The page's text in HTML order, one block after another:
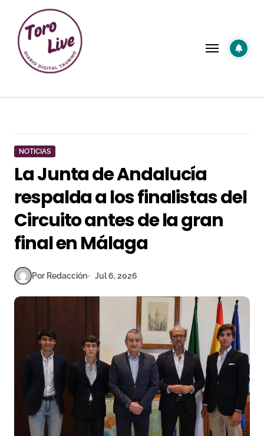
contenido
NOTICIAS
La Junta de Andalucía
respalda a los finalistas del
Circuito antes de la gran
final en Málaga
Por Redacción Jul 6, 2026